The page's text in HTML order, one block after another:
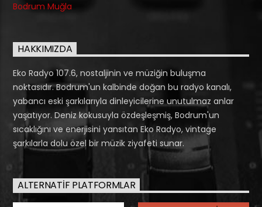
Bodrum Muğla
HAKKIMIZDA
Eko Radyo 107.6, nostaljinin ve müziğin buluşma
noktasıdır. Bodrum'un kalbinde doğan bu radyo kanalı,
yabancı eski şarkılarıyla dinleyicilerine unutulmaz anlar
yaşatıyor. Deniz kokusuyla özdeşleşmiş, Bodrum'un
sıcaklığını ve enerjisini yansıtan Eko Radyo, vintage
şarkılarla dolu özel bir müzik ziyafeti sunar.
ALTERNATIF PLATFORMLAR